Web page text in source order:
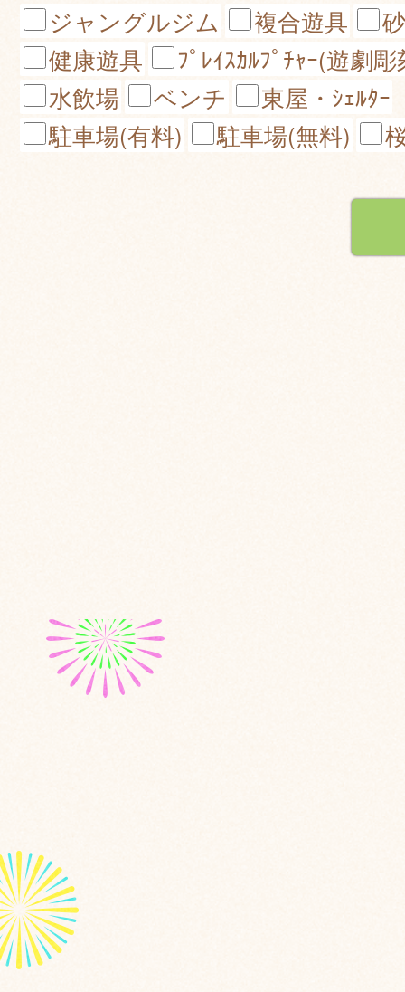
ジャングルジム
複合遊具
健康遊具
ﾌﾟﾚｲｽｶﾙﾌﾟﾁｬｰ(遊劇
水飲場
ベンチ
東屋・ｼｪﾙﾀｰ
駐車場(有料)
駐車場(無料)